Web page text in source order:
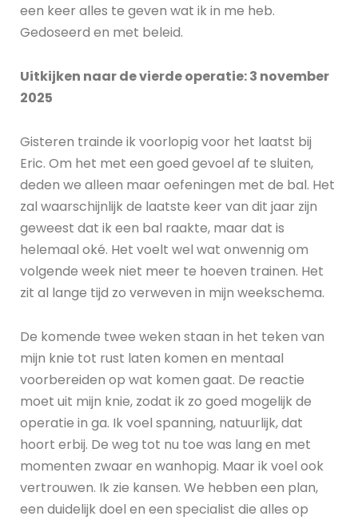
een keer alles te geven wat ik in me heb.
Gedoseerd en met beleid.
Uitkijken naar de vierde operatie: 3 november
2025
Gisteren trainde ik voorlopig voor het laatst bij
Eric. Om het met een goed gevoel af te sluiten,
deden we alleen maar oefeningen met de bal. Het
zal waarschijnlijk de laatste keer van dit jaar zijn
geweest dat ik een bal raakte, maar dat is
helemaal oké. Het voelt wel wat onwennig om
volgende week niet meer te hoeven trainen. Het
zit al lange tijd zo verweven in mijn weekschema.
De komende twee weken staan in het teken van
mijn knie tot rust laten komen en mentaal
voorbereiden op wat komen gaat. De reactie
moet uit mijn knie, zodat ik zo goed mogelijk de
operatie in ga. Ik voel spanning, natuurlijk, dat
hoort erbij. De weg tot nu toe was lang en met
momenten zwaar en wanhopig. Maar ik voel ook
vertrouwen. Ik zie kansen. We hebben een plan,
een duidelijk doel en een specialist die alles op